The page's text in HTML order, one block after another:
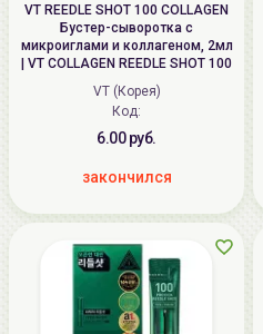
VT REEDLE SHOT 100 COLLAGEN
Бустер-сыворотка с
микроиглами и коллагеном, 2мл
| VT COLLAGEN REEDLE SHOT 100
VT (Корея)
Код:
6.00 руб.
закончился